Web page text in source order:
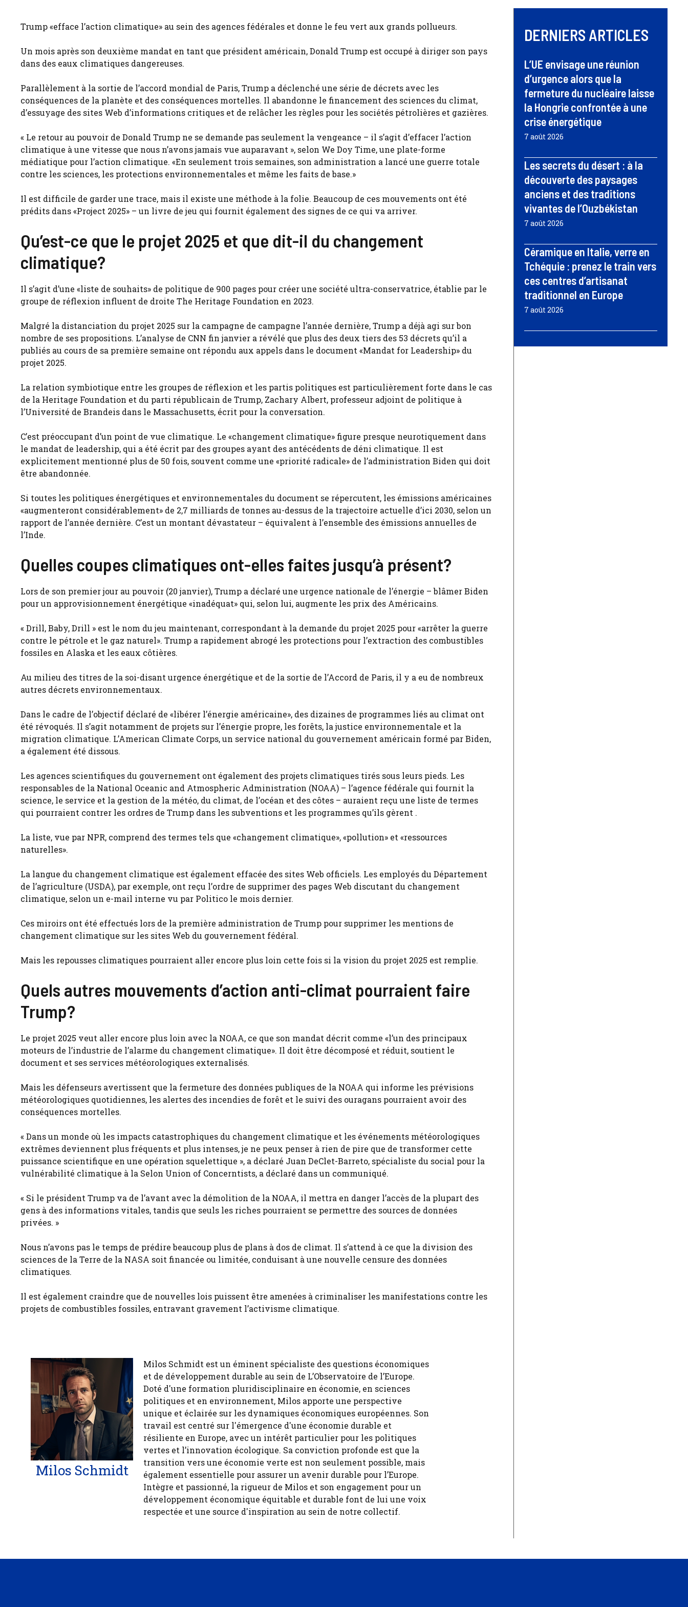
Trump «efface l’action climatique» au sein des agences fédérales et donne le feu vert aux grands pollueurs.
Un mois après son deuxième mandat en tant que président américain, Donald Trump est occupé à diriger son pays
dans des eaux climatiques dangereuses.
Parallèlement à la sortie de l’accord mondial de Paris, Trump a déclenché une série de décrets avec les
conséquences de la planète et des conséquences mortelles. Il abandonne le financement des sciences du climat,
d’essuyage des sites Web d’informations critiques et de relâcher les règles pour les sociétés pétrolières et gazières.
« Le retour au pouvoir de Donald Trump ne se demande pas seulement la vengeance – il s’agit d’effacer l’action
climatique à une vitesse que nous n’avons jamais vue auparavant », selon We Doy Time, une plate-forme
médiatique pour l’action climatique. «En seulement trois semaines, son administration a lancé une guerre totale
contre les sciences, les protections environnementales et même les faits de base.»
Il est difficile de garder une trace, mais il existe une méthode à la folie. Beaucoup de ces mouvements ont été
prédits dans «Project 2025» – un livre de jeu qui fournit également des signes de ce qui va arriver.
Qu’est-ce que le projet 2025 et que dit-il du changement
climatique?
Il s’agit d’une «liste de souhaits» de politique de 900 pages pour créer une société ultra-conservatrice, établie par le
groupe de réflexion influent de droite The Heritage Foundation en 2023.
Malgré la distanciation du projet 2025 sur la campagne de campagne l’année dernière, Trump a déjà agi sur bon
nombre de ses propositions. L’analyse de CNN fin janvier a révélé que plus des deux tiers des 53 décrets qu’il a
publiés au cours de sa première semaine ont répondu aux appels dans le document «Mandat for Leadership» du
projet 2025.
La relation symbiotique entre les groupes de réflexion et les partis politiques est particulièrement forte dans le cas
de la Heritage Foundation et du parti républicain de Trump, Zachary Albert, professeur adjoint de politique à
l’Université de Brandeis dans le Massachusetts, écrit pour la conversation.
C’est préoccupant d’un point de vue climatique. Le «changement climatique» figure presque neurotiquement dans
le mandat de leadership, qui a été écrit par des groupes ayant des antécédents de déni climatique. Il est
explicitement mentionné plus de 50 fois, souvent comme une «priorité radicale» de l’administration Biden qui doit
être abandonnée.
Si toutes les politiques énergétiques et environnementales du document se répercutent, les émissions américaines
«augmenteront considérablement» de 2,7 milliards de tonnes au-dessus de la trajectoire actuelle d’ici 2030, selon un
rapport de l’année dernière. C’est un montant dévastateur – équivalent à l’ensemble des émissions annuelles de
l’Inde.
Quelles coupes climatiques ont-elles faites jusqu’à présent?
Lors de son premier jour au pouvoir (20 janvier), Trump a déclaré une urgence nationale de l’énergie – blâmer Biden
pour un approvisionnement énergétique «inadéquat» qui, selon lui, augmente les prix des Américains.
« Drill, Baby, Drill » est le nom du jeu maintenant, correspondant à la demande du projet 2025 pour «arrêter la guerre
contre le pétrole et le gaz naturel». Trump a rapidement abrogé les protections pour l’extraction des combustibles
fossiles en Alaska et les eaux côtières.
Au milieu des titres de la soi-disant urgence énergétique et de la sortie de l’Accord de Paris, il y a eu de nombreux
autres décrets environnementaux.
Dans le cadre de l’objectif déclaré de «libérer l’énergie américaine», des dizaines de programmes liés au climat ont
été révoqués. Il s’agit notamment de projets sur l’énergie propre, les forêts, la justice environnementale et la
migration climatique. L’American Climate Corps, un service national du gouvernement américain formé par Biden,
a également été dissous.
Les agences scientifiques du gouvernement ont également des projets climatiques tirés sous leurs pieds. Les
responsables de la National Oceanic and Atmospheric Administration (NOAA) – l’agence fédérale qui fournit la
science, le service et la gestion de la météo, du climat, de l’océan et des côtes – auraient reçu une liste de termes
qui pourraient contrer les ordres de Trump dans les subventions et les programmes qu’ils gèrent .
La liste, vue par NPR, comprend des termes tels que «changement climatique», «pollution» et «ressources
naturelles».
La langue du changement climatique est également effacée des sites Web officiels. Les employés du Département
de l’agriculture (USDA), par exemple, ont reçu l’ordre de supprimer des pages Web discutant du changement
climatique, selon un e-mail interne vu par Politico le mois dernier.
Ces miroirs ont été effectués lors de la première administration de Trump pour supprimer les mentions de
changement climatique sur les sites Web du gouvernement fédéral.
Mais les repousses climatiques pourraient aller encore plus loin cette fois si la vision du projet 2025 est remplie.
Quels autres mouvements d’action anti-climat pourraient faire
Trump?
Le projet 2025 veut aller encore plus loin avec la NOAA, ce que son mandat décrit comme «l’un des principaux
moteurs de l’industrie de l’alarme du changement climatique». Il doit être décomposé et réduit, soutient le
document et ses services météorologiques externalisés.
Mais les défenseurs avertissent que la fermeture des données publiques de la NOAA qui informe les prévisions
météorologiques quotidiennes, les alertes des incendies de forêt et le suivi des ouragans pourraient avoir des
conséquences mortelles.
« Dans un monde où les impacts catastrophiques du changement climatique et les événements météorologiques
extrêmes deviennent plus fréquents et plus intenses, je ne peux penser à rien de pire que de transformer cette
puissance scientifique en une opération squelettique », a déclaré Juan DeClet-Barreto, spécialiste du social pour la
vulnérabilité climatique à la Selon Union of Concerntists, a déclaré dans un communiqué.
« Si le président Trump va de l’avant avec la démolition de la NOAA, il mettra en danger l’accès de la plupart des
gens à des informations vitales, tandis que seuls les riches pourraient se permettre des sources de données
privées. »
Nous n’avons pas le temps de prédire beaucoup plus de plans à dos de climat. Il s’attend à ce que la division des
sciences de la Terre de la NASA soit financée ou limitée, conduisant à une nouvelle censure des données
climatiques.
Il est également craindre que de nouvelles lois puissent être amenées à criminaliser les manifestations contre les
projets de combustibles fossiles, entravant gravement l’activisme climatique.
Milos Schmidt
Milos Schmidt est un éminent spécialiste des questions économiques
et de développement durable au sein de L’Observatoire de l’Europe.
Doté d'une formation pluridisciplinaire en économie, en sciences
politiques et en environnement, Milos apporte une perspective
unique et éclairée sur les dynamiques économiques européennes. Son
travail est centré sur l'émergence d'une économie durable et
résiliente en Europe, avec un intérêt particulier pour les politiques
vertes et l’innovation écologique. Sa conviction profonde est que la
transition vers une économie verte est non seulement possible, mais
également essentielle pour assurer un avenir durable pour l’Europe.
Intègre et passionné, la rigueur de Milos et son engagement pour un
développement économique équitable et durable font de lui une voix
respectée et une source d'inspiration au sein de notre collectif.
DERNIERS ARTICLES
L’UE envisage une réunion
d’urgence alors que la
fermeture du nucléaire laisse
la Hongrie confrontée à une
crise énergétique
7 août 2026
Les secrets du désert : à la
découverte des paysages
anciens et des traditions
vivantes de l’Ouzbékistan
7 août 2026
Céramique en Italie, verre en
Tchéquie : prenez le train vers
ces centres d’artisanat
traditionnel en Europe
7 août 2026